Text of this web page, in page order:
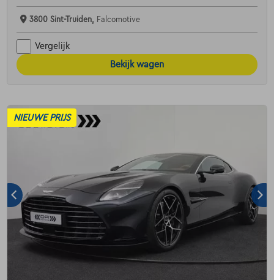
3800 Sint-Truiden, Falcomotive
Vergelijk
Bekijk wagen
NIEUWE PRIJS